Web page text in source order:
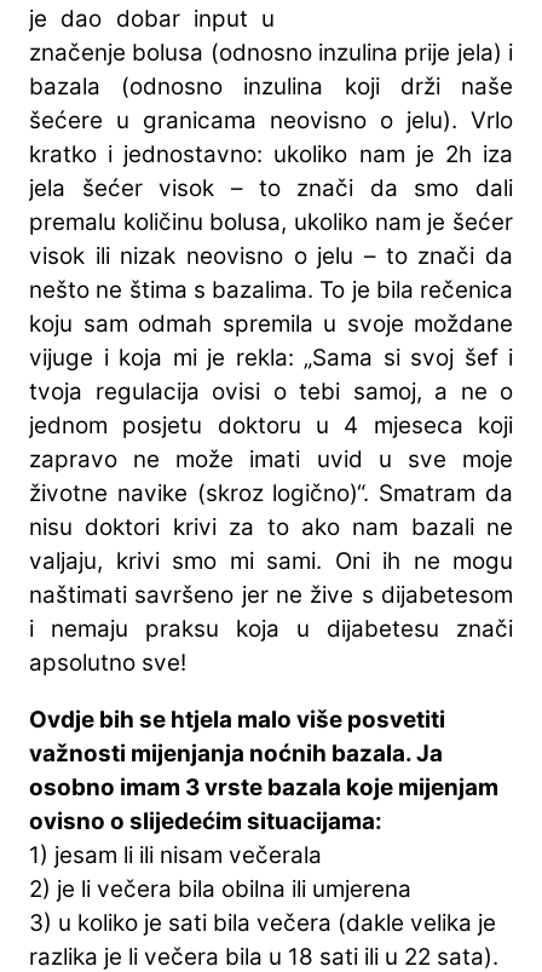
je dao dobar input u
značenje bolusa (odnosno inzulina prije jela) i
bazala (odnosno inzulina koji drži naše
šećere u granicama neovisno o jelu). Vrlo
kratko i jednostavno: ukoliko nam je 2h iza
jela šećer visok – to znači da smo dali
premalu količinu bolusa, ukoliko nam je šećer
visok ili nizak neovisno o jelu – to znači da
nešto ne štima s bazalima. To je bila rečenica
koju sam odmah spremila u svoje moždane
vijuge i koja mi je rekla: „Sama si svoj šef i
tvoja regulacija ovisi o tebi samoj, a ne o
jednom posjetu doktoru u 4 mjeseca koji
zapravo ne može imati uvid u sve moje
životne navike (skroz logično)“. Smatram da
nisu doktori krivi za to ako nam bazali ne
valjaju, krivi smo mi sami. Oni ih ne mogu
naštimati savršeno jer ne žive s dijabetesom
i nemaju praksu koja u dijabetesu znači
apsolutno sve!
Ovdje bih se htjela malo više posvetiti
važnosti mijenjanja noćnih bazala. Ja
osobno imam 3 vrste bazala koje mijenjam
ovisno o slijedećim situacijama:
1) jesam li ili nisam večerala
2) je li večera bila obilna ili umjerena
3) u koliko je sati bila večera (dakle velika je
razlika je li večera bila u 18 sati ili u 22 sata).